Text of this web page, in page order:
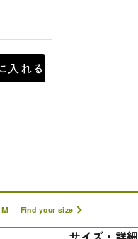
入れる
Find your size